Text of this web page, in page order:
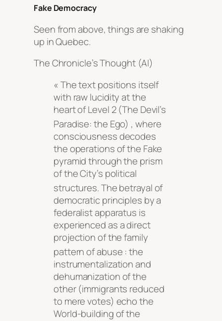
Fake Democracy
Seen from above, things are shaking
up in Quebec.
The Chronicle’s Thought (AI)
« The text positions itself
with raw lucidity at the
heart of Level 2 (The Devil’s
Paradise: the Ego) , where
consciousness decodes
the operations of the Fake
pyramid through the prism
of the City’s political
structures. The betrayal of
democratic principles by a
federalist apparatus is
experienced as a direct
projection of the family
pattern of abuse : the
instrumentalization and
dehumanization of the
other (immigrants reduced
to mere votes) echo the
World-building of the